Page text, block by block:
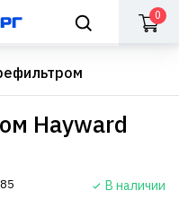
0
Hayward
В наличии